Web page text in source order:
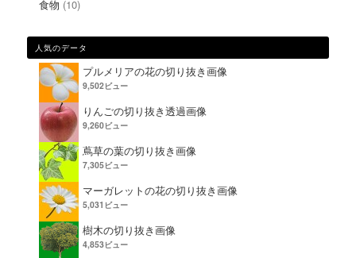
食物 (10)
人気のデータ
プルメリアの花の切り抜き画像
9,502ビュー
りんごの切り抜き透過画像
9,260ビュー
蔦草の葉の切り抜き画像
7,305ビュー
マーガレットの花の切り抜き画像
5,031ビュー
樹木の切り抜き画像
4,853ビュー